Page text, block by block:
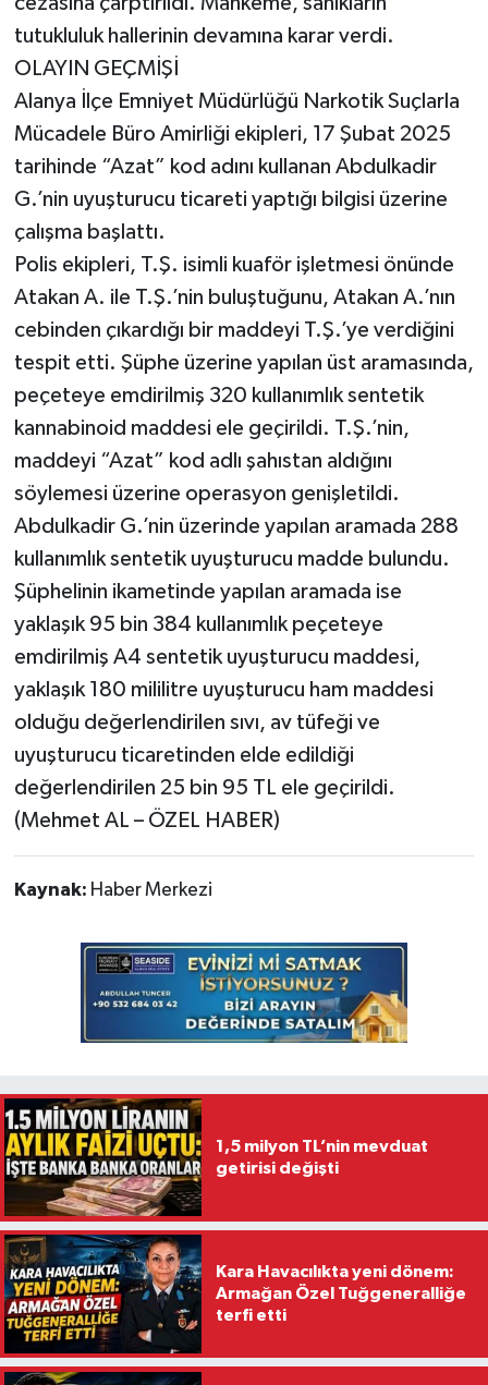
tutukluluk hallerinin devamına karar verdi.
OLAYIN GEÇMİŞİ
Alanya İlçe Emniyet Müdürlüğü Narkotik Suçlarla
Mücadele Büro Amirliği ekipleri, 17 Şubat 2025
tarihinde “Azat” kod adını kullanan Abdulkadir
G.’nin uyuşturucu ticareti yaptığı bilgisi üzerine
çalışma başlattı.
Polis ekipleri, T.Ş. isimli kuaför işletmesi önünde
Atakan A. ile T.Ş.’nin buluştuğunu, Atakan A.’nın
cebinden çıkardığı bir maddeyi T.Ş.’ye verdiğini
tespit etti. Şüphe üzerine yapılan üst aramasında,
peçeteye emdirilmiş 320 kullanımlık sentetik
kannabinoid maddesi ele geçirildi. T.Ş.’nin,
maddeyi “Azat” kod adlı şahıstan aldığını
söylemesi üzerine operasyon genişletildi.
Abdulkadir G.’nin üzerinde yapılan aramada 288
kullanımlık sentetik uyuşturucu madde bulundu.
Şüphelinin ikametinde yapılan aramada ise
yaklaşık 95 bin 384 kullanımlık peçeteye
emdirilmiş A4 sentetik uyuşturucu maddesi,
yaklaşık 180 mililitre uyuşturucu ham maddesi
olduğu değerlendirilen sıvı, av tüfeği ve
uyuşturucu ticaretinden elde edildiği
değerlendirilen 25 bin 95 TL ele geçirildi.
(Mehmet AL – ÖZEL HABER)
Kaynak: Haber Merkezi
1,5 milyon TL’nin mevduat
getirisi değişti
Kara Havacılıkta yeni dönem:
Armağan Özel Tuğgeneralliğe
terfi etti